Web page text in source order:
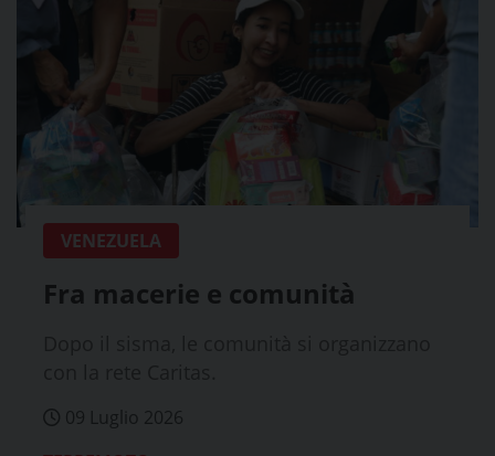
VENEZUELA
Fra macerie e comunità
09 Luglio 2026